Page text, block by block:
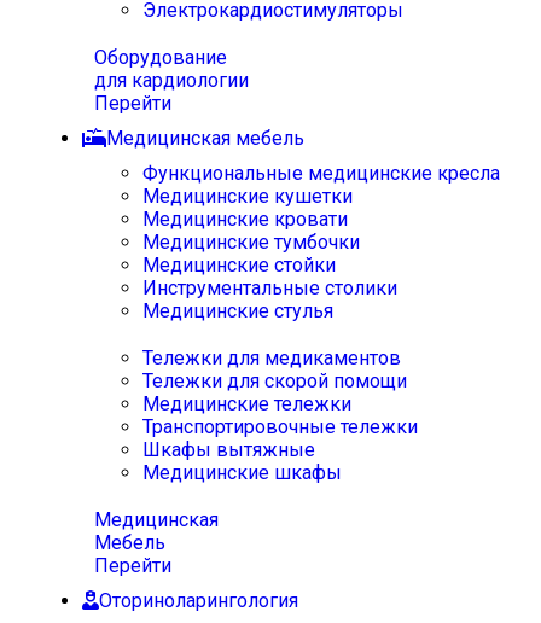
Электрокардиостимуляторы
Оборудование
для кардиологии
Перейти
Медицинская мебель
Функциональные медицинские кресла
Медицинские кушетки
Медицинские кровати
Медицинские тумбочки
Медицинские стойки
Инструментальные столики
Медицинские стулья
Тележки для медикаментов
Тележки для скорой помощи
Медицинские тележки
Транспортировочные тележки
Шкафы вытяжные
Медицинские шкафы
Медицинская
Мебель
Перейти
Оториноларингология